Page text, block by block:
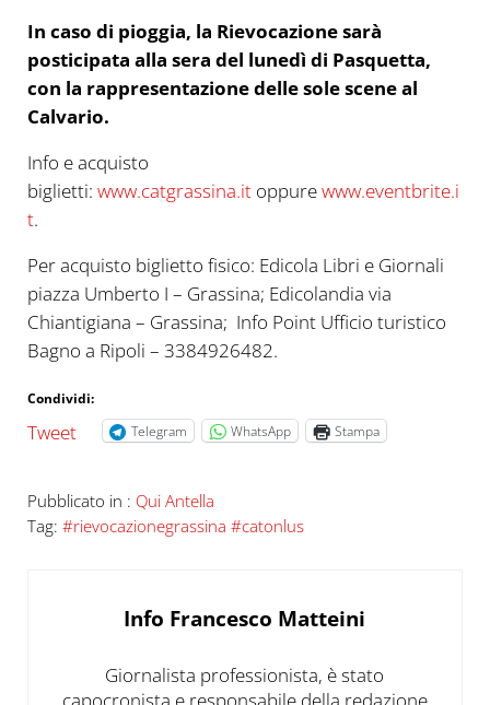
In caso di pioggia, la Rievocazione sarà
posticipata alla sera del lunedì di Pasquetta,
con la rappresentazione delle sole scene al
Calvario.
Info e acquisto
biglietti: www.catgrassina.itoppurewww.eventbrite.i
t.
Per acquisto biglietto fisico: Edicola Libri e Giornali
piazza Umberto I – Grassina; Edicolandia via
Chiantigiana – Grassina; Info Point Ufficio turistico
Bagno a Ripoli – 3384926482.
Condividi:
Tweet Telegram WhatsApp Stampa
Pubblicato in : Qui Antella
Tag: #rievocazionegrassina #catonlus
Info Francesco Matteini
Giornalista professionista, è stato
capocronista e responsabile della redazione